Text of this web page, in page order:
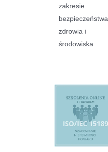
zakresie
bezpieczeństwa,
zdrowia i
środowiska